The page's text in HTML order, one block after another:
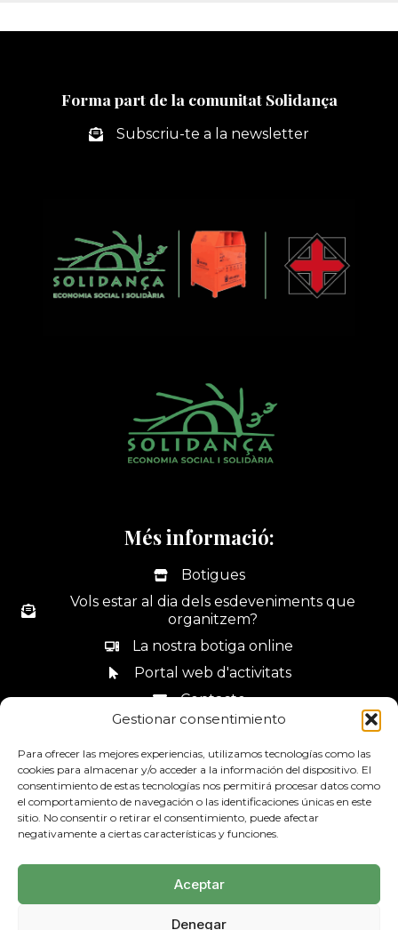
Gestionar consentimiento
Para ofrecer las mejores experiencias, utilizamos tecnologías como las
cookies para almacenar y/o acceder a la información del dispositivo. El
consentimiento de estas tecnologías nos permitirá procesar datos como
el comportamiento de navegación o las identificaciones únicas en este
sitio. No consentir o retirar el consentimiento, puede afectar
negativamente a ciertas características y funciones.
Aceptar
Denegar
Forma part de la comunitat Solidança
Subscriu-te a la newsletter
Més informació:
Botigues
Vols estar al dia dels esdeveniments que
organitzem?
La nostra botiga online
Portal web d'activitats
Contacte
Canal de denúncies
93 685 44 34